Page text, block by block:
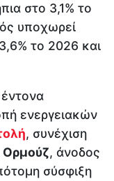
στο 3,1% το
υποχωρεί
το 2026 και
ενεργειακών
, συνέχιση
Ορμούζ, άνοδος
σύσφιξη